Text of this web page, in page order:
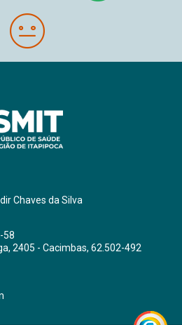
Chaves da Silva
58
2405 - Cacimbas, 62.502-492